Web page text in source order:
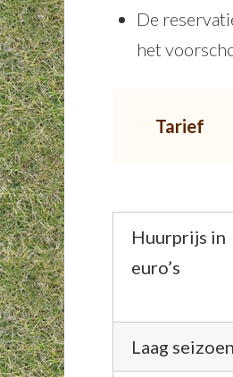
De
het
Tarief
Huurprijs in
euro’s
Laag seizoen